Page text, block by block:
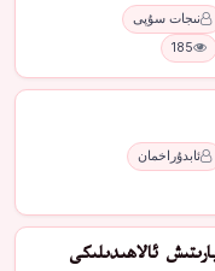
نىجات سۇپى
185
ئابدۇراخمان
ئالاھىدىلىكى